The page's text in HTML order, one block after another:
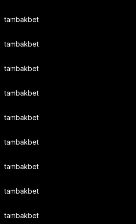
tambakbet
tambakbet
tambakbet
tambakbet
tambakbet
tambakbet
tambakbet
tambakbet
tambakbet